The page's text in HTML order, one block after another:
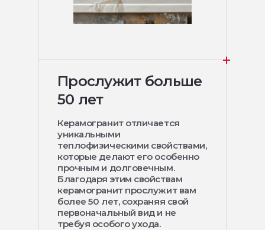
Прослужит больше
50 лет
Керамогранит отличается
уникальными
теплофизическими свойствами,
которые делают его особенно
прочным и долговечным.
Благодаря этим свойствам
керамогранит прослужит вам
более 50 лет, сохраняя свой
первоначальный вид и не
требуя особого ухода.